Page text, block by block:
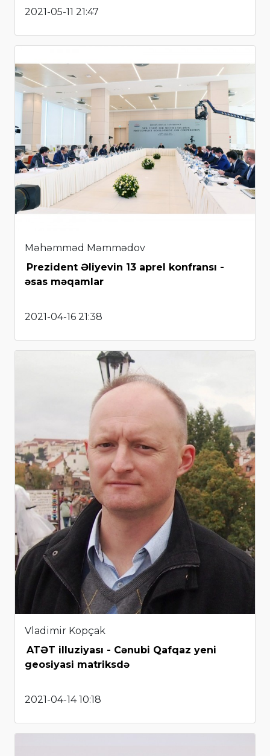
2021-05-11 21:47
Məhəmməd Məmmədov
Prezident Əliyevin 13 aprel konfransı -
əsas məqamlar
2021-04-16 21:38
Vladimir Kopçak
ATƏT illuziyası - Cənubi Qafqaz yeni
geosiyasi matriksdə
2021-04-14 10:18